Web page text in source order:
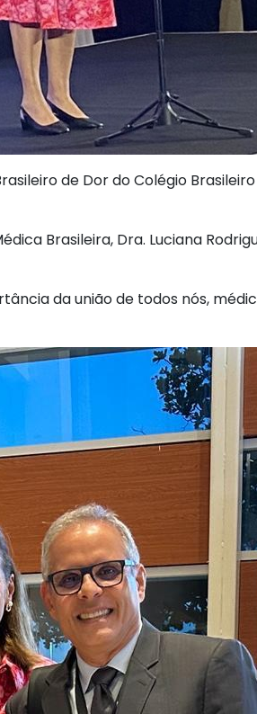
de Dor do Colégio
Brasileira, Dra. Luciana
da união de todos nós,